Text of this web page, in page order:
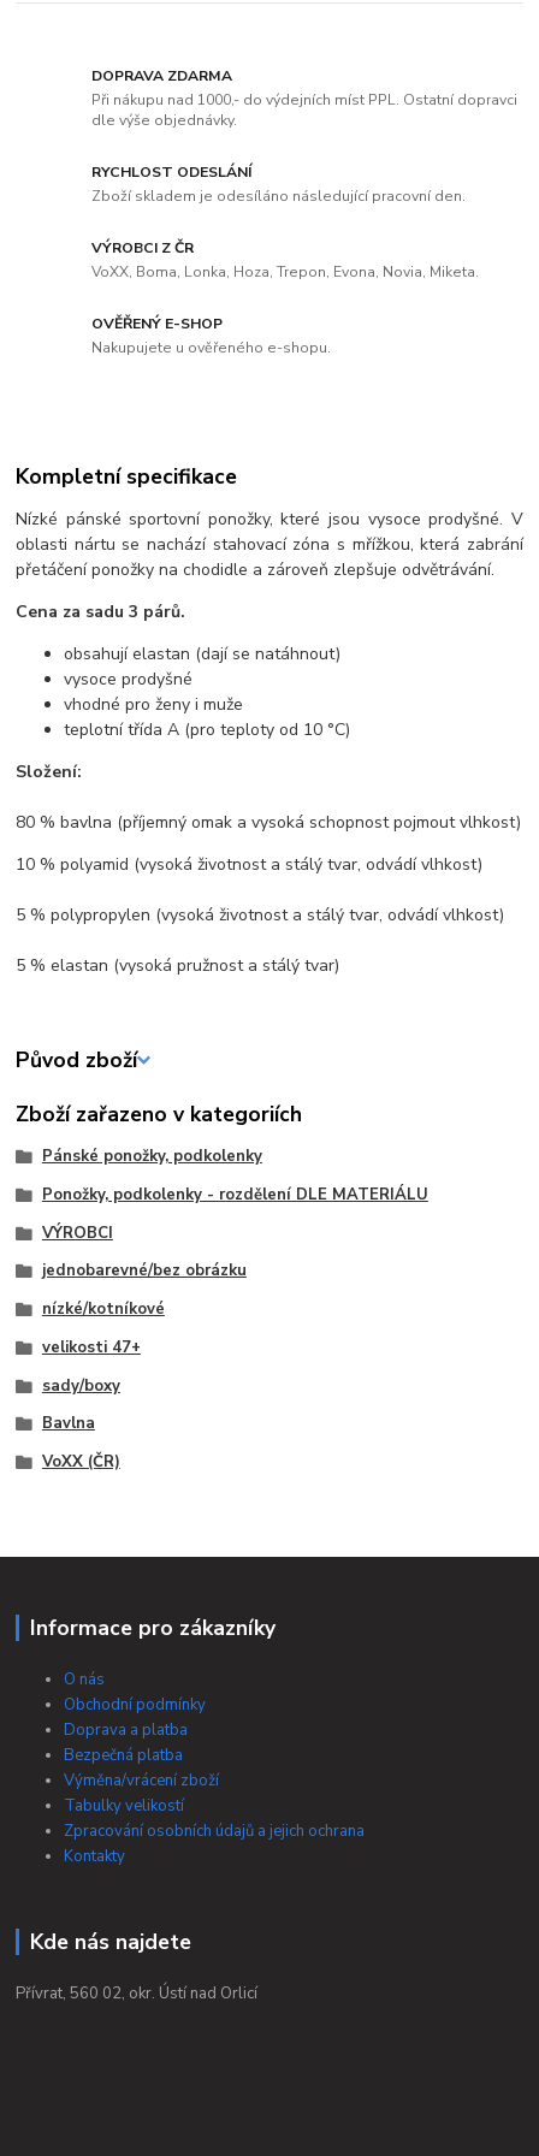
DOPRAVA ZDARMA
Při nákupu nad 1000,- do výdejních míst PPL. Ostatní dopravci
dle výše objednávky.
RYCHLOST ODESLÁNÍ
Zboží skladem je odesíláno následující pracovní den.
VÝROBCI Z ČR
VoXX, Boma, Lonka, Hoza, Trepon, Evona, Novia, Miketa.
OVĚŘENÝ E-SHOP
Nakupujete u ověřeného e-shopu.
Kompletní specifikace
Nízké pánské sportovní ponožky, které jsou vysoce prodyšné. V
oblasti nártu se nachází stahovací zóna s mřížkou, která zabrání
přetáčení ponožky na chodidle a zároveň zlepšuje odvětrávání.
Cena za sadu 3 párů.
obsahují elastan (dají se natáhnout)
vysoce prodyšné
vhodné pro ženy i muže
teplotní třída A (pro teploty od 10 °C)
Složení:
80 % bavlna (příjemný omak a vysoká schopnost pojmout vlhkost)
10 % polyamid (vysoká životnost a stálý tvar, odvádí vlhkost)
5 % polypropylen (vysoká životnost a stálý tvar, odvádí vlhkost)
5 % elastan (vysoká pružnost a stálý tvar)
Původ zboží
Zboží zařazeno v kategoriích
Pánské ponožky, podkolenky
Ponožky, podkolenky - rozdělení DLE MATERIÁLU
VÝROBCI
jednobarevné/bez obrázku
nízké/kotníkové
velikosti 47+
sady/boxy
Bavlna
VoXX (ČR)
Informace pro zákazníky
O nás
Obchodní podmínky
Doprava a platba
Bezpečná platba
Výměna/vrácení zboží
Tabulky velikostí
Zpracování osobních údajů a jejich ochrana
Kontakty
Kde nás najdete
Přívrat, 560 02, okr. Ústí nad Orlicí